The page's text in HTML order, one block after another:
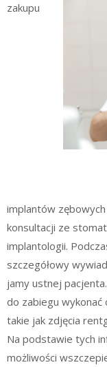
zakupu
implantów
konsultacji ze
implantologii.
szczegółowy
jamy ustnej
do zabiegu wykonać
takie jak zdjęcia
Na podstawie tych
możliwości